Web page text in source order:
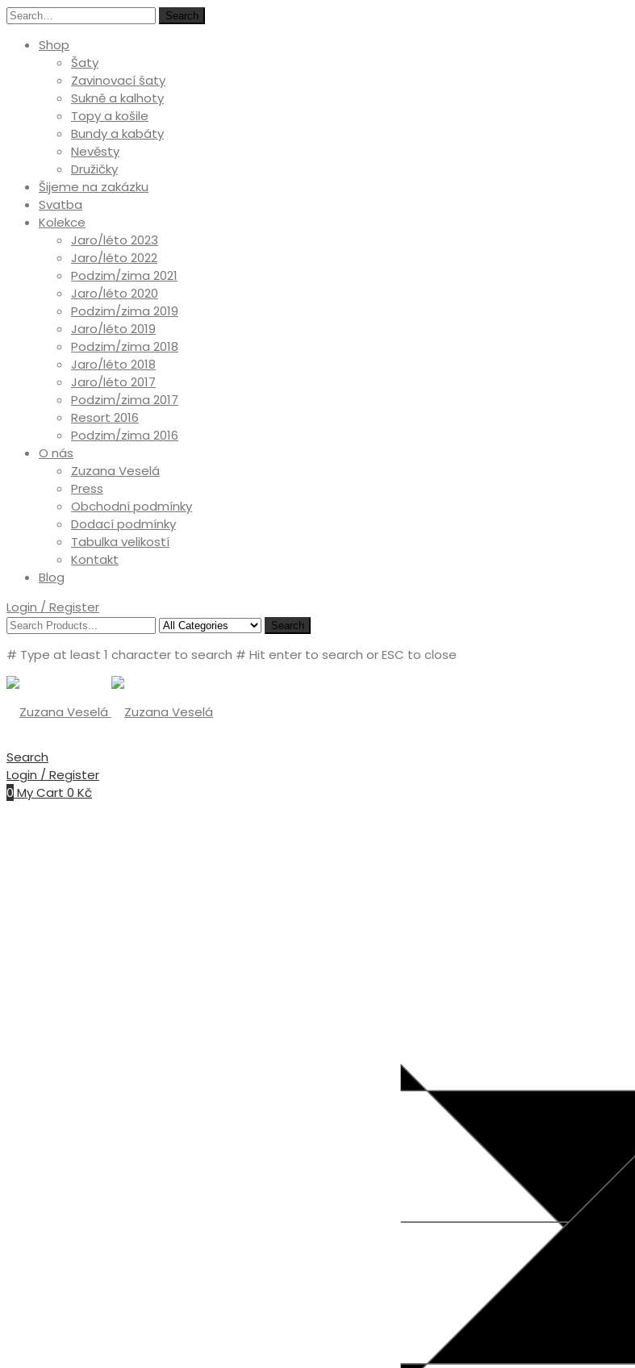
Search
Shop
Šaty
Zavinovací šaty
Sukně a kalhoty
Topy a košile
Bundy a kabáty
Nevěsty
Družičky
Šijeme na zakázku
Svatba
Kolekce
Jaro/léto 2023
Jaro/léto 2022
Podzim/zima 2021
Jaro/léto 2020
Podzim/zima 2019
Jaro/léto 2019
Podzim/zima 2018
Jaro/léto 2018
Jaro/léto 2017
Podzim/zima 2017
Resort 2016
Podzim/zima 2016
O nás
Zuzana Veselá
Press
Obchodní podmínky
Dodací podmínky
Tabulka velikostí
Kontakt
Blog
Login / Register
Search
# Type at least 1 character to search # Hit enter to search or ESC to close
Search
Login / Register
0 My Cart 0 Kč